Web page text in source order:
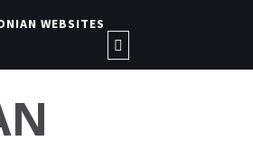
WEBSITES